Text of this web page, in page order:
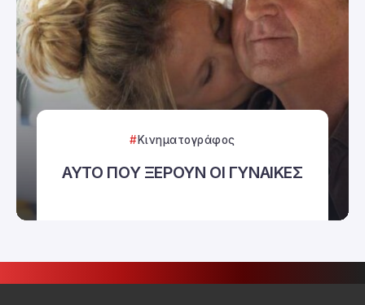
Κινηματογράφος
ΑΥΤΟ ΠΟΥ ΞΕΡΟΥΝ ΟΙ ΓΥΝΑΙΚΕΣ